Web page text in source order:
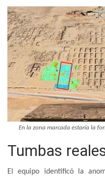
En la zona marcada estaría la
Tumbas
El equipo identificó la